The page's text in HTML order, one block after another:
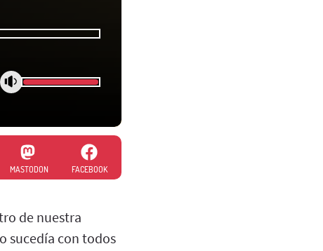
MASTODON FACEBOOK
de nuestra
sucedía con todos